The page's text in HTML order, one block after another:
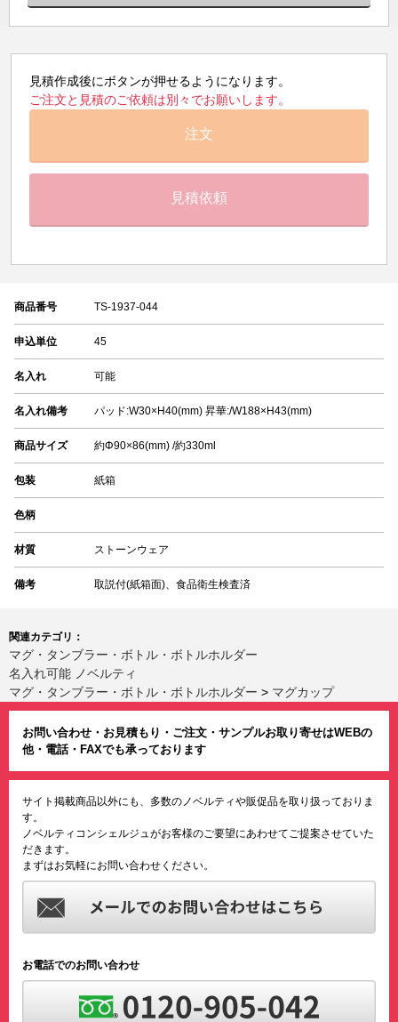
見積作成後にボタンが押せるようになります。
ご注文と見積のご依頼は別々でお願いします。
注文
見積依頼
商品番号 TS-1937-044
申込単位 45
名入れ 可能
名入れ備考 パッド:W30×H40(mm) 昇華:/W188×H43(mm)
商品サイズ 約Φ90×86(mm) /約330ml
包装 紙箱
色柄
材質 ストーンウェア
備考 取説付(紙箱面)、食品衛生検査済
関連カテゴリ：
マグ・タンブラー・ボトル・ボトルホルダー
名入れ可能 ノベルティ
マグ・タンブラー・ボトル・ボトルホルダー > マグカップ
お問い合わせ・お見積もり・ご注文・サンプルお取り寄せはWEBの
他・電話・FAXでも承っております
サイト掲載商品以外にも、多数のノベルティや販促品を取り扱っておりま
す。
ノベルティコンシェルジュがお客様のご要望にあわせてご提案させていた
だきます。
まずはお気軽にお問い合わせください。
お電話でのお問い合わせ